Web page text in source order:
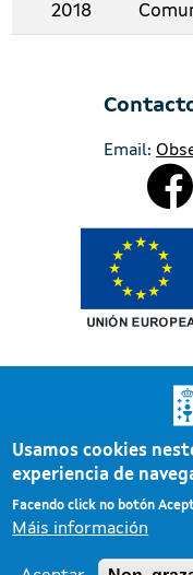
2018
Email:
Xunta de Galicia.
Pé
Usamos cookies
experiencia de
Facendo click no botón
Máis información